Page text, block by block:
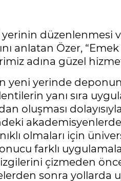
düzenlenmesi
anlatan Özer,
adına güzel
yeni yerinde
yanı sıra
oluşması
olmaları için
farklı
çizmeden
sonra yollarda